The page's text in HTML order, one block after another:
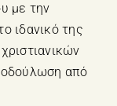
με την
ιδανικό της
από